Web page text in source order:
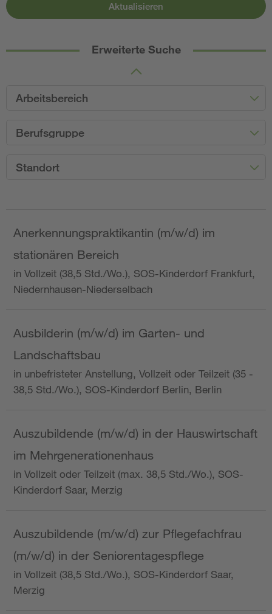
Aktualisieren
Erweiterte Suche
Arbeitsbereich
Berufsgruppe
Standort
Anerkennungspraktikantin (m/w/d) im
stationären Bereich
in Vollzeit (38,5 Std./Wo.), SOS-Kinderdorf Frankfurt,
Niedernhausen-Niederselbach
Ausbilderin (m/w/d) im Garten- und
Landschaftsbau
in unbefristeter Anstellung, Vollzeit oder Teilzeit (35 -
38,5 Std./Wo.), SOS-Kinderdorf Berlin, Berlin
Auszubildende (m/w/d) in der Hauswirtschaft
im Mehrgenerationenhaus
in Vollzeit oder Teilzeit (max. 38,5 Std./Wo.), SOS-
Kinderdorf Saar, Merzig
Auszubildende (m/w/d) zur Pflegefachfrau
(m/w/d) in der Seniorentagespflege
in Vollzeit (38,5 Std./Wo.), SOS-Kinderdorf Saar,
Merzig